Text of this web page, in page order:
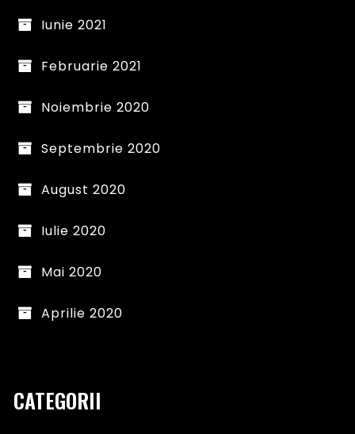
Iunie 2021
Februarie 2021
Noiembrie 2020
Septembrie 2020
August 2020
Iulie 2020
Mai 2020
Aprilie 2020
CATEGORII